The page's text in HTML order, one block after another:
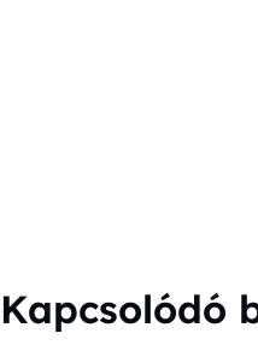
Kapcsolódó